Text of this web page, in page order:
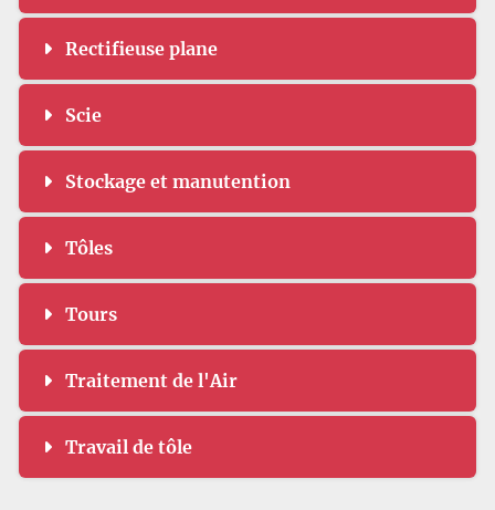
Rectifieuse plane
Scie
Stockage et manutention
Tôles
Tours
Traitement de l'Air
Travail de tôle